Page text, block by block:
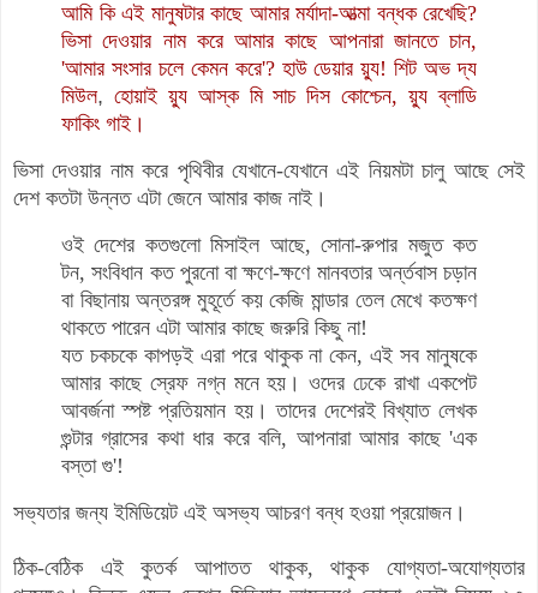
আমি কি এই মানুষটার কাছে আমার মর্যাদা-আত্মা বন্ধক রেখেছি?
ভিসা দেওয়ার নাম করে আমার কাছে আপনারা জানতে চান,
'আমার সংসার চলে কেমন করে'? হাউ ডেয়ার য়্যু! শিট অভ দ্য
মিউল, হোয়াই য়্যু আস্ক মি সাচ দিস কোশ্চেন, য়্যু ব্লাডি
ফাকিং গাই।
ভিসা দেওয়ার নাম করে পৃথিবীর যেখানে-যেখানে এই নিয়মটা চালু আছে সেই
দেশ কতটা উন্নত এটা জেনে আমার কাজ নাই।
ওই দেশের কতগুলো মিসাইল আছে, সোনা-রুপার মজুত কত
টন, সংবিধান কত পুরনো বা ক্ষণে-ক্ষণে মানবতার অর্ন্তবাস চড়ান
বা বিছানায় অন্তরঙ্গ মুহূর্তে কয় কেজি মান্ডার তেল মেখে কতক্ষণ
থাকতে পারেন এটা আমার কাছে জরুরি কিছু না!
যত চকচকে কাপড়ই এরা পরে থাকুক না কেন, এই সব মানুষকে
আমার কাছে স্রেফ নগ্ন মনে হয়। ওদের ঢেকে রাখা একপেট
আবর্জনা স্পষ্ট প্রতিয়মান হয়। তাদের দেশেরই বিখ্যাত লেখক
গুন্টার গ্রাসের কথা ধার করে বলি, আপনারা আমার কাছে 'এক
বস্তা গু'!
সভ্যতার জন্য ইমিডিয়েট এই অসভ্য আচরণ বন্ধ হওয়া প্রয়োজন।
ঠিক-বেঠিক এই কুতর্ক আপাতত থাকুক, থাকুক যোগ্যতা-অযোগ্যতার